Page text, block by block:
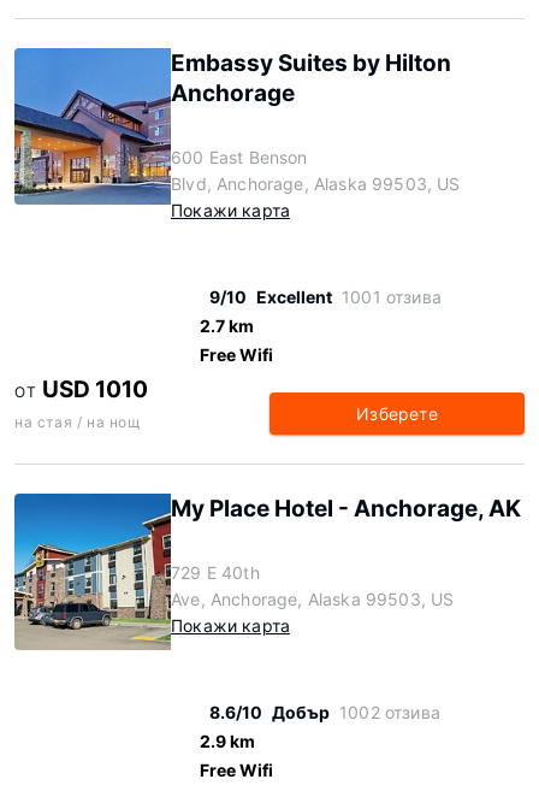
Embassy Suites by Hilton
Anchorage
600 East Benson
Blvd, Anchorage, Alaska 99503, US
Покажи карта
9/10 Excellent 1001 отзива
2.7 km
Free Wifi
ОТ USD 1010
на стая / на нощ Изберете
My Place Hotel - Anchorage, AK
729 E 40th
Ave, Anchorage, Alaska 99503, US
Покажи карта
8.6/10 Добър 1002 отзива
2.9 km
Free Wifi